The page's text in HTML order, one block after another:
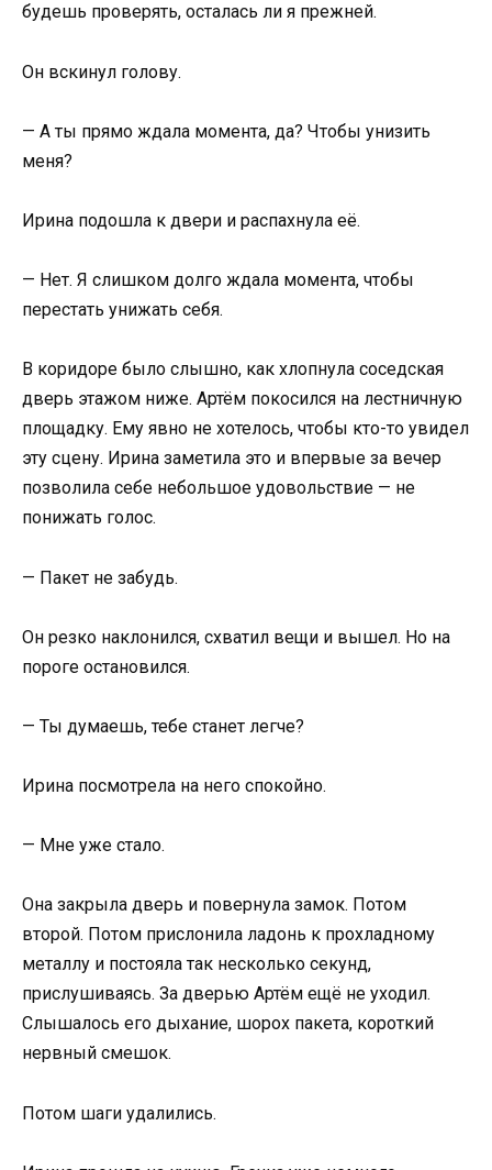
будешь проверять, осталась ли я прежней.
Он вскинул голову.
— А ты прямо ждала момента, да? Чтобы унизить
меня?
Ирина подошла к двери и распахнула её.
— Нет. Я слишком долго ждала момента, чтобы
перестать унижать себя.
В коридоре было слышно, как хлопнула соседская
дверь этажом ниже. Артём покосился на лестничную
площадку. Ему явно не хотелось, чтобы кто-то увидел
эту сцену. Ирина заметила это и впервые за вечер
позволила себе небольшое удовольствие — не
понижать голос.
— Пакет не забудь.
Он резко наклонился, схватил вещи и вышел. Но на
пороге остановился.
— Ты думаешь, тебе станет легче?
Ирина посмотрела на него спокойно.
— Мне уже стало.
Она закрыла дверь и повернула замок. Потом
второй. Потом прислонила ладонь к прохладному
металлу и постояла так несколько секунд,
прислушиваясь. За дверью Артём ещё не уходил.
Слышалось его дыхание, шорох пакета, короткий
нервный смешок.
Потом шаги удалились.